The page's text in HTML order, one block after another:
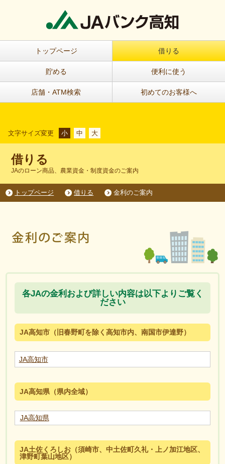
トップページ 借りる
貯める 便利に使う
店舗・ATM検索 初めてのお客様へ
文字サイズ変更 小 中 大
借りる
JAのローン商品、農業資金・制度資金のご案内
トップページ 借りる 金利のご案内
各JAの金利および詳しい内容は以下よりご覧く
ださい
JA高知市（旧春野町を除く高知市内、南国市伊達野）
JA高知市
JA高知県（県内全域）
JA高知県
JA土佐くろしお（須崎市、中土佐町久礼・上ノ加江地区、
津野町葉山地区）